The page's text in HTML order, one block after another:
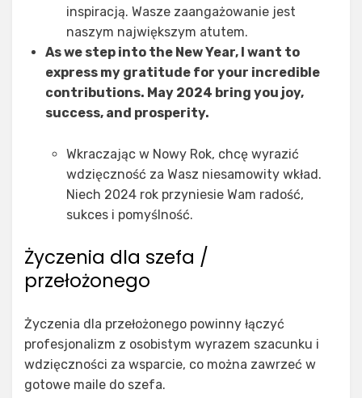
inspiracją. Wasze zaangażowanie jest
naszym największym atutem.
As we step into the New Year, I want to
express my gratitude for your incredible
contributions. May 2024 bring you joy,
success, and prosperity.
Wkraczając w Nowy Rok, chcę wyrazić
wdzięczność za Wasz niesamowity wkład.
Niech 2024 rok przyniesie Wam radość,
sukces i pomyślność.
Życzenia dla szefa /
przełożonego
Życzenia dla przełożonego powinny łączyć
profesjonalizm z osobistym wyrazem szacunku i
wdzięczności za wsparcie, co można zawrzeć w
gotowe maile do szefa.